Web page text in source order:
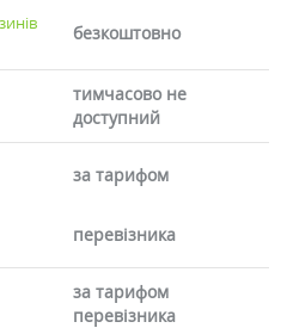
безкоштовно
тимчасово не
доступний
за тарифом
перевізника
за тарифом
перевізника